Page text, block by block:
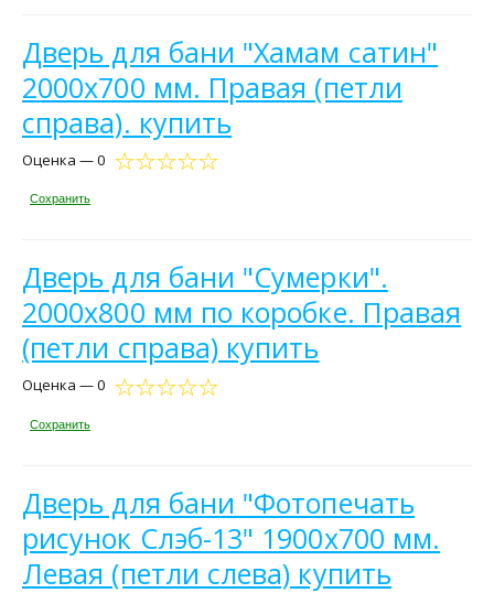
Дверь для бани "Хамам сатин"
2000х700 мм. Правая (петли
справа). купить
Оценка — 0
Сохранить
Дверь для бани "Сумерки".
2000х800 мм по коробке. Правая
(петли справа) купить
Оценка — 0
Сохранить
Дверь для бани "Фотопечать
рисунок Слэб-13" 1900х700 мм.
Левая (петли слева) купить